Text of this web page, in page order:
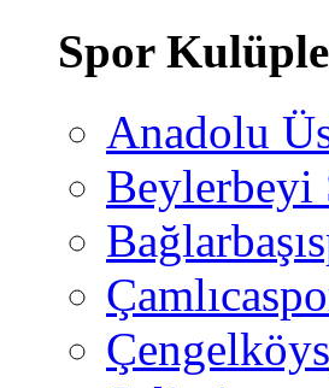
Spor
Anadolu
Beylerbeyi